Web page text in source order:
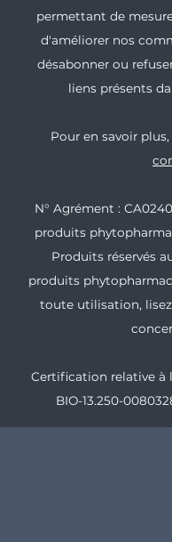
permettant de
d'améliorer nos
désabonner ou
liens présents
Pour en savoir
N° Agrément :
produits
Produits réservés
produits
toute utilisation,
Certification relative à
BIO-13.250-